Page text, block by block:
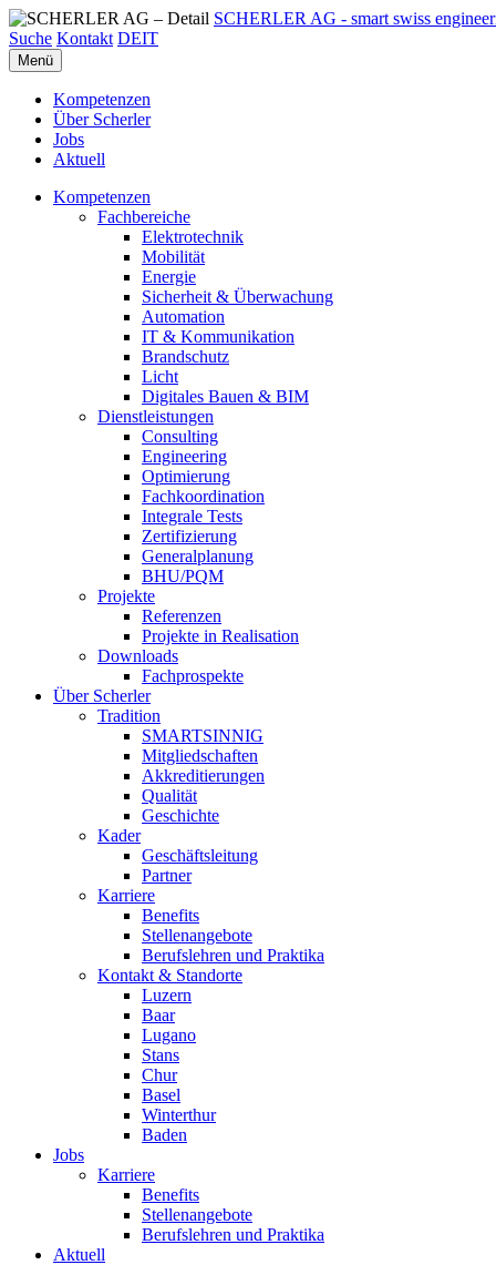
SCHERLER AG - smart swiss
Suche Kontakt DEIT
Menü
Kompetenzen
Über Scherler
Jobs
Aktuell
Kompetenzen
Fachbereiche
Elektrotechnik
Mobilität
Energie
Sicherheit & Überwachung
Automation
IT & Kommunikation
Brandschutz
Licht
Digitales Bauen & BIM
Dienstleistungen
Consulting
Engineering
Optimierung
Fachkoordination
Integrale Tests
Zertifizierung
Generalplanung
BHU/PQM
Projekte
Referenzen
Projekte in Realisation
Downloads
Fachprospekte
Über Scherler
Tradition
SMARTSINNIG
Mitgliedschaften
Akkreditierungen
Qualität
Geschichte
Kader
Geschäftsleitung
Partner
Karriere
Benefits
Stellenangebote
Berufslehren und Praktika
Kontakt & Standorte
Luzern
Baar
Lugano
Stans
Chur
Basel
Winterthur
Baden
Jobs
Karriere
Benefits
Stellenangebote
Berufslehren und Praktika
Aktuell